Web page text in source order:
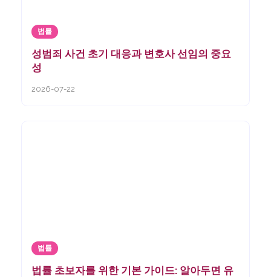
법률
성범죄 사건 초기 대응과 변호사 선임의 중요
성
2026-07-22
법률
법률 초보자를 위한 기본 가이드: 알아두면 유